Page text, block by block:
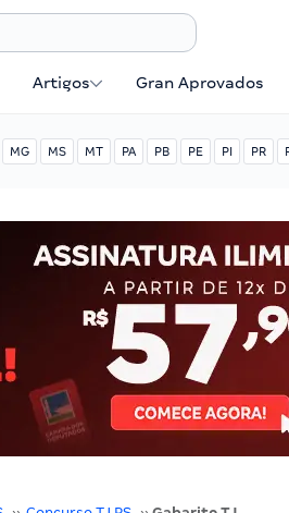
Artigos Gran Aprovados
MG MS MT PA PB PE PI PR